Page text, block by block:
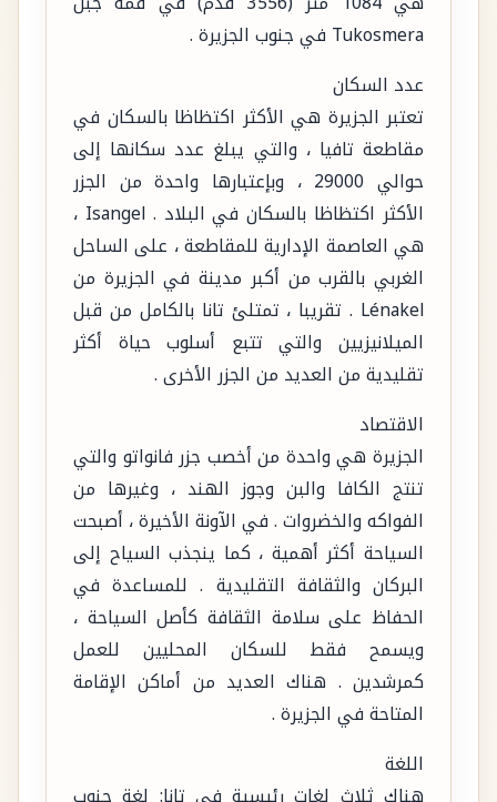
Tukosmera في جنوب الجزيرة .
عدد السكان
تعتبر الجزيرة هي الأكثر اكتظاظا بالسكان في
مقاطعة تافيا ، والتي يبلغ عدد سكانها إلى
حوالي 29000 ، وبإعتبارها واحدة من الجزر
الأكثر اكتظاظا بالسكان في البلاد . Isangel ،
هي العاصمة الإدارية للمقاطعة ، على الساحل
الغربي بالقرب من أكبر مدينة في الجزيرة من
Lénakel . تقريبا ، تمتلئ تانا بالكامل من قبل
الميلانيزيين والتي تتبع أسلوب حياة أكثر
تقليدية من العديد من الجزر الأخرى .
الاقتصاد
الجزيرة هي واحدة من أخصب جزر فانواتو والتي
تنتج الكافا والبن وجوز الهند ، وغيرها من
الفواكه والخضروات . في الآونة الأخيرة ، أصبحت
السياحة أكثر أهمية ، كما ينجذب السياح إلى
البركان والثقافة التقليدية . للمساعدة في
الحفاظ على سلامة الثقافة كأصل السياحة ،
ويسمح فقط للسكان المحليين للعمل
كمرشدين . هناك العديد من أماكن الإقامة
المتاحة في الجزيرة .
اللغة